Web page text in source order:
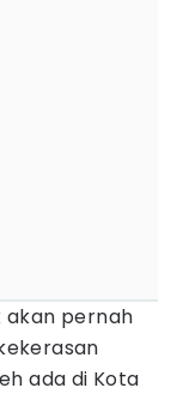
akan pernah
ada di Kota